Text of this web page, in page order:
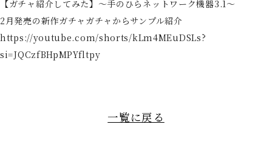
【ガチャ紹介してみた】〜手のひらネットワーク機器3.1〜
2月発売の新作ガチャガチャからサンプル紹介
https://youtube.com/shorts/kLm4MEuDSLs?
si=JQCzfBHpMPYfltpy
一覧に戻る